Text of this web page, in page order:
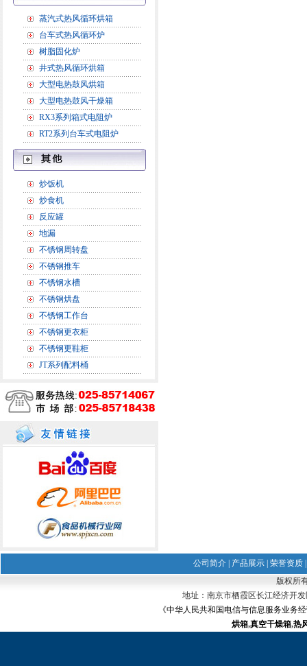
蒸汽式热风循环烘箱
台车式热风循环炉
树脂固化炉
井式热风循环烘箱
大型电热鼓风烘箱
大型电热鼓风干燥箱
RX3系列箱式电阻炉
RT2系列台车式电阻炉
炒饭机
炒食机
反应罐
地漏
不锈钢周转盘
不锈钢推车
不锈钢水槽
不锈钢烘盘
不锈钢工作台
不锈钢更衣柜
不锈钢更鞋柜
JT系列配料桶
公司简介| 产品展示| 荣誉资质
版权所
地址：南京市栖霞区长江经济开发
《中华人民共和国电信与信息服务业务
烘箱,真空干燥箱,热